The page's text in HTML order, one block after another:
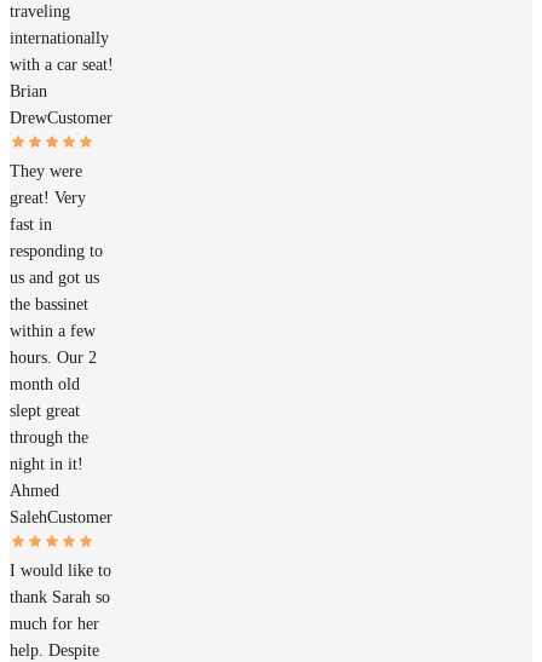
traveling
internationally
with a car seat!
Brian
DrewCustomer
They were
great! Very
fast in
responding to
us and got us
the bassinet
within a few
hours. Our 2
month old
slept great
through the
night in it!
Ahmed
SalehCustomer
I would like to
thank Sarah so
much for her
help. Despite